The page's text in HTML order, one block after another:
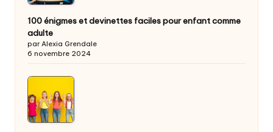
100 énigmes et devinettes faciles pour enfant comme
adulte
par Alexia Grendale
6 novembre 2024